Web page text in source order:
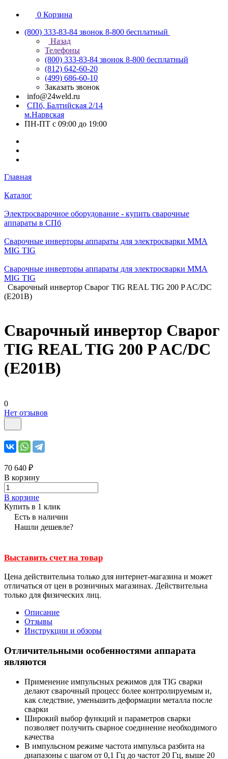
0 Корзина
(800) 333-83-84 звонок 8-800 бесплатный
Назад
Телефоны
(800) 333-83-84 звонок 8-800 бесплатный
(812) 642-60-20
(499) 686-60-10
Заказать звонок
info@24weld.ru
СПб, Балтийская 2/14
м.Нарвская
ПН-ПТ с 09:00 до 19:00
Главная
Каталог
Электросварочное оборудование - купить сварочные
аппараты в СПб
Сварочные инверторы аппараты для электросварки MMA
MIG TIG
Сварочные инверторы аппараты для электросварки MMA
MIG TIG
Сварочный инвертор Сварог TIG REAL TIG 200 P AC/DC
(E201B)
Сварочный инвертор Сварог
TIG REAL TIG 200 P AC/DC
(E201B)
0
Нет отзывов
70 640 ₽
В корзину
В корзине
Купить в 1 клик
Есть в наличии
Нашли дешевле?
Выставить счет на товар
Цена действительна только для интернет-магазина и может
отличаться от цен в розничных магазинах. Действительна
только для физических лиц.
Описание
Отзывы
Инструкции и обзоры
Отличительными особенностями аппарата
являются
Применение импульсных режимов для TIG сварки
делают сварочный процесс более контролируемым и,
как следствие, уменьшить деформации металла после
сварки
Широкий выбор функций и параметров сварки
позволяет получить сварное соединение необходимого
качества
В импульсном режиме частота импульса разбита на
диапазоны с шагом от 0,1 Гц до частот 20 Гц, выше 20